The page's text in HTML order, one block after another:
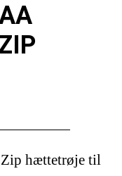
Zip hættetrøje til